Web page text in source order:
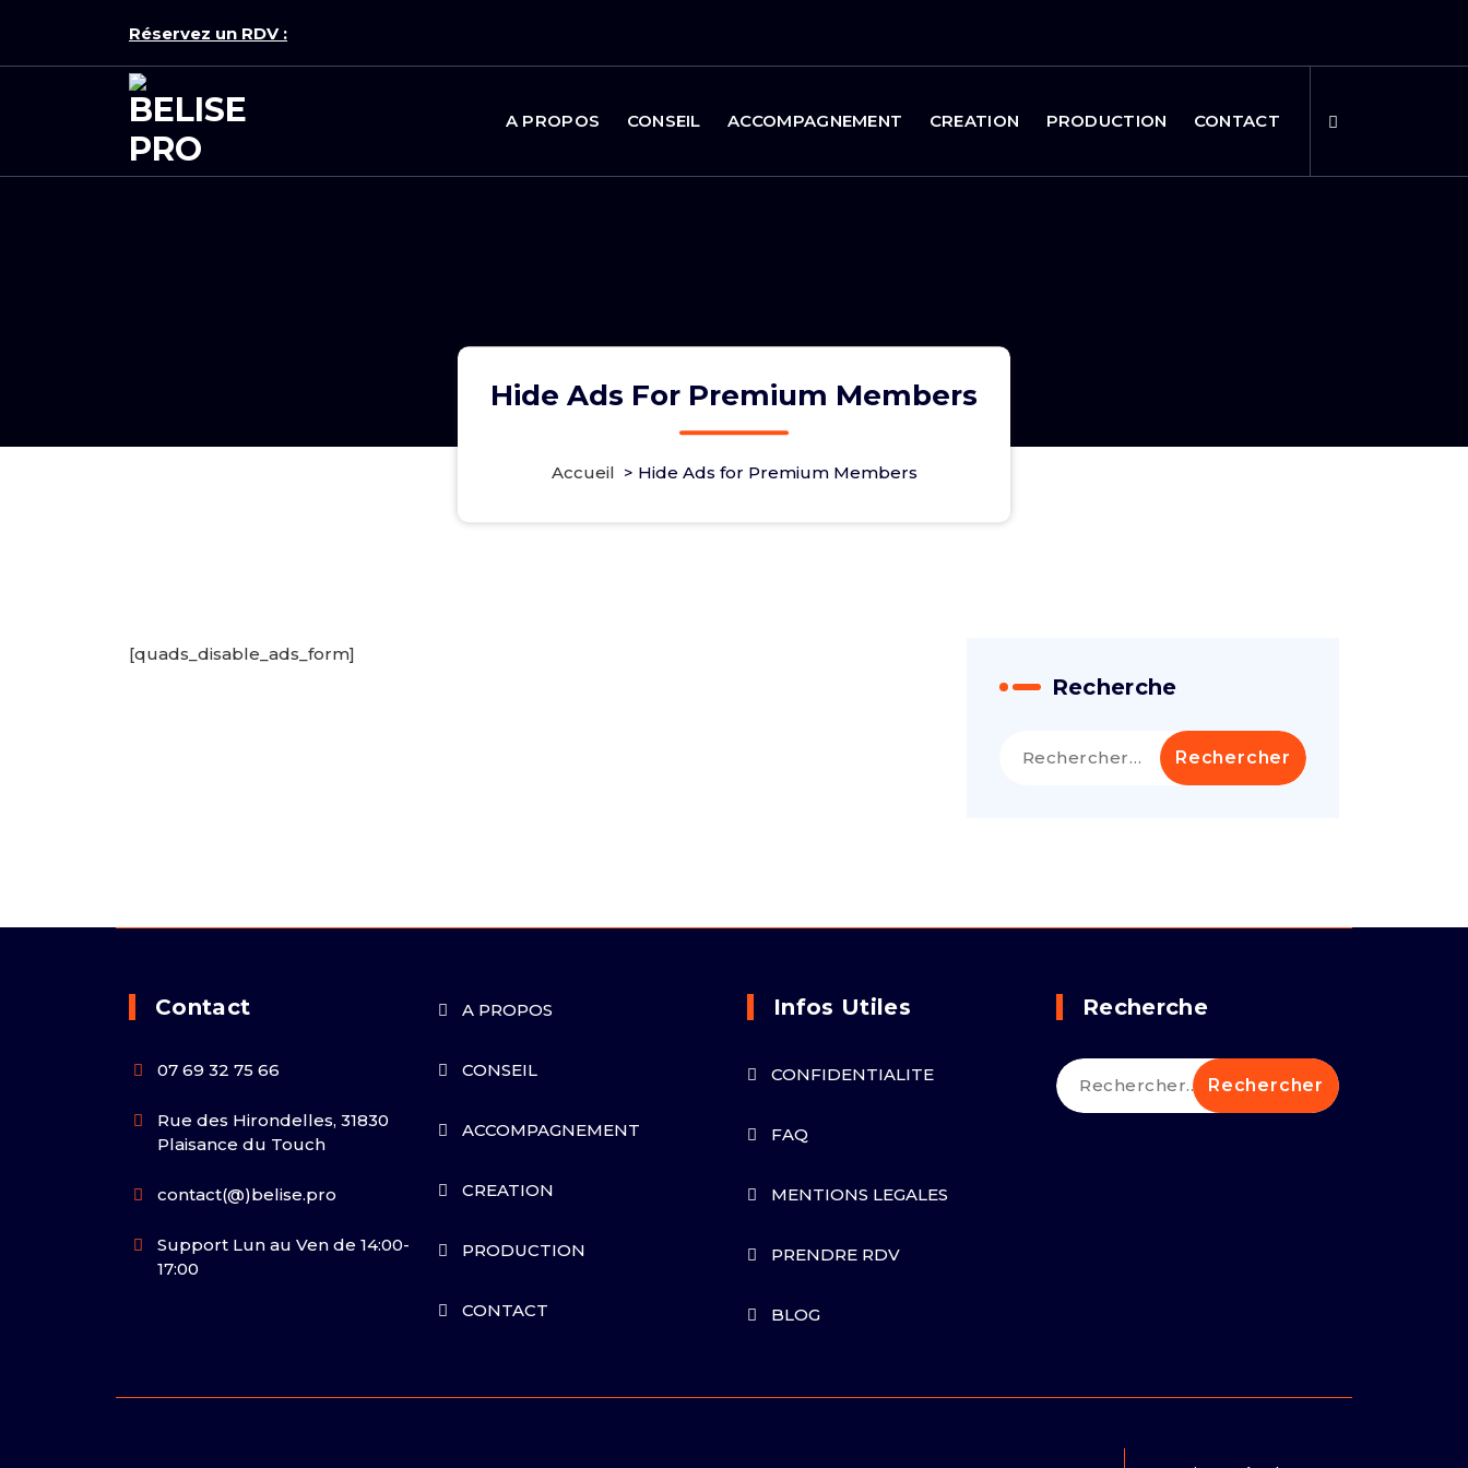
Réservez un RDV :
A PROPOS CONSEIL ACCOMPAGNEMENT CREATION PRODUCTION CONTACT
Hide Ads For Premium Members
Accueil > Hide Ads for Premium Members
[quads_disable_ads_form]
Recherche
Contact
07 69 32 75 66
Rue des Hirondelles, 31830
Plaisance du Touch
contact(@)belise.pro
Support Lun au Ven de 14:00-
17:00
A PROPOS
CONSEIL
ACCOMPAGNEMENT
CREATION
PRODUCTION
CONTACT
Infos Utiles
CONFIDENTIALITE
FAQ
MENTIONS LEGALES
PRENDRE RDV
BLOG
Recherche
Rechercher :